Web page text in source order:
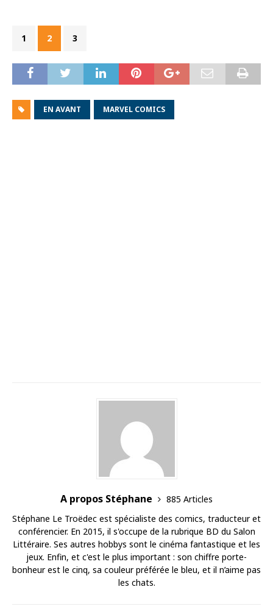
1 2 3
EN AVANT MARVEL COMICS
A propos Stéphane
885 Articles
Stéphane Le Troëdec est spécialiste des comics, traducteur et
conférencier. En 2015, il s'occupe de la rubrique BD du Salon
Littéraire. Ses autres hobbys sont le cinéma fantastique et les
jeux. Enfin, et c'est le plus important : son chiffre porte-
bonheur est le cinq, sa couleur préférée le bleu, et il n’aime pas
les chats.